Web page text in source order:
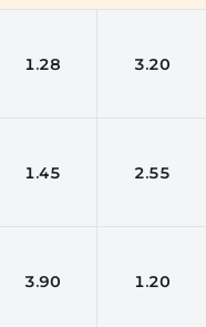
1.28 3.20
1.45 2.55
3.90 1.20